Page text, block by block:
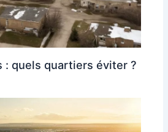
: quels quartiers éviter ?